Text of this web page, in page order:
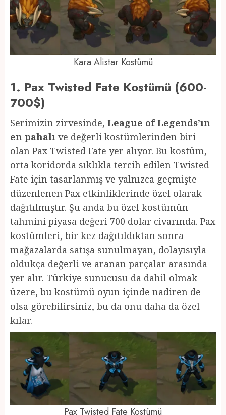
Kara Alistar Kostümü
1. Pax Twisted Fate Kostümü (600-
700$)
Serimizin zirvesinde, League of Legends’ın
en pahalı ve değerli kostümlerinden biri
olan Pax Twisted Fate yer alıyor. Bu kostüm,
orta koridorda sıklıkla tercih edilen Twisted
Fate için tasarlanmış ve yalnızca geçmişte
düzenlenen Pax etkinliklerinde özel olarak
dağıtılmıştır. Şu anda bu özel kostümün
tahmini piyasa değeri 700 dolar civarında. Pax
kostümleri, bir kez dağıtıldıktan sonra
mağazalarda satışa sunulmayan, dolayısıyla
oldukça değerli ve aranan parçalar arasında
yer alır. Türkiye sunucusu da dahil olmak
üzere, bu kostümü oyun içinde nadiren de
olsa görebilirsiniz, bu da onu daha da özel
kılar.
Pax Twisted Fate Kostümü